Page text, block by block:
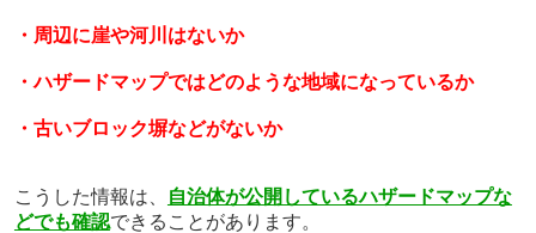
・周辺に崖や河川はないか
・ハザードマップではどのような地域になっているか
・古いブロック塀などがないか
こうした情報は、
自治体が公開しているハザードマップな
どでも確認できることがあります。